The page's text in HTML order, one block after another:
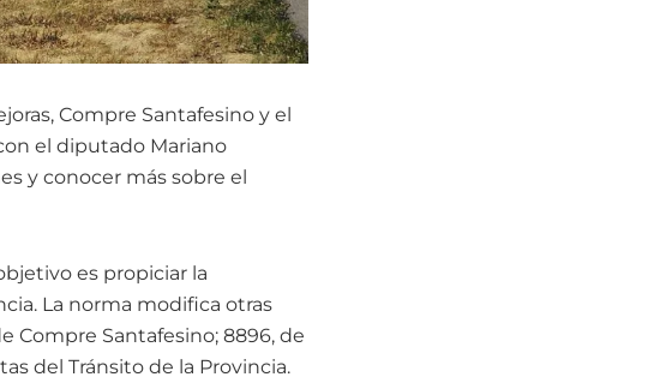
Compre Santafesino y el
el diputado Mariano
y conocer más sobre el
es propiciar la
La norma modifica otras
Compre Santafesino; 8896, de
del Tránsito de la Provincia.